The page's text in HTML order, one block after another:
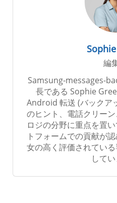
編
Samsung-messages-
長である Sophie
Android 転送 (バックア
のヒント、電話クリー
ロジの分野に重点を置
トフォームでの貢献が
女の高く評価されてい
してい